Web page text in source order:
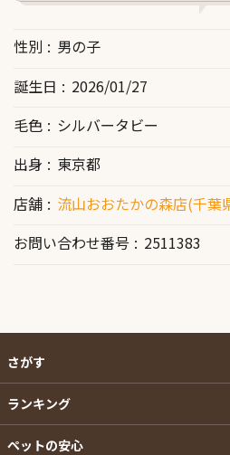
性別
男の子
誕生日
2026/01/27
毛色
シルバータビー
出身
東京都
店舗
流山おおたかの森店(千葉
お問い合わせ番号
2511383
さがす
ランキング
ペットの安心